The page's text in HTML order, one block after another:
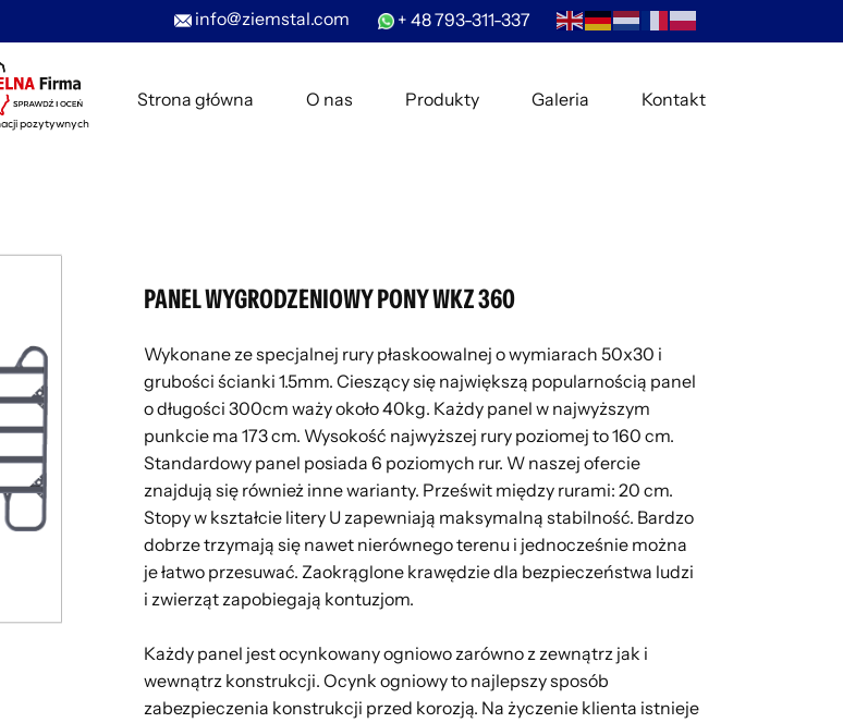
+ 48 793-311-337
info@ziemstal.com
Strona główna O nas Produkty Galeria Kontakt
PANEL WYGRODZENIOWY PONY WKZ 360
Wykonane ze specjalnej rury płaskoowalnej o wymiarach 50x30 i
grubości ścianki 1.5mm. Cieszący się największą popularnością panel
o długości 300cm waży około 40kg. Każdy panel w najwyższym
punkcie ma 173 cm. Wysokość najwyższej rury poziomej to 160 cm.
Standardowy panel posiada 6 poziomych rur. W naszej ofercie
znajdują się również inne warianty. Prześwit między rurami: 20 cm.
Stopy w kształcie litery U zapewniają maksymalną stabilność. Bardzo
dobrze trzymają się nawet nierównego terenu i jednocześnie można
je łatwo przesuwać. Zaokrąglone krawędzie dla bezpieczeństwa ludzi
i zwierząt zapobiegają kontuzjom.
Każdy panel jest ocynkowany ogniowo zarówno z zewnątrz jak i
wewnątrz konstrukcji. Ocynk ogniowy to najlepszy sposób
zabezpieczenia konstrukcji przed korozją. Na życzenie klienta istnieje